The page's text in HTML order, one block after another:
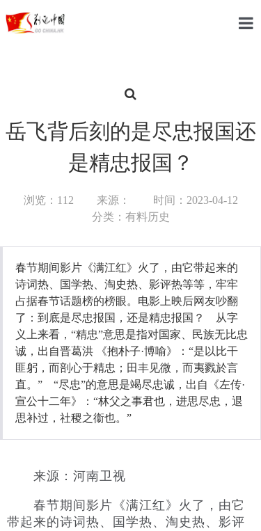
体育
科技
社会
时尚
文化
旅游
娱乐
岳飞背后刻的是尽忠报国还
是精忠报国？
浏览：112 来源：
时间：2023-04-12
分类：有料历史
春节期间影片《满江红》火了，由它带起来的
诗词热、国学热、淘史热、影评热等等，牢牢
占据春节话题榜的榜眼。电影上映后网友吵翻
了：到底是尽忠报国，还是精忠报国？ 从字
义上来看，“精忠”意思是指对国家、民族无比忠
诚，出自晋葛洪 《抱朴子·博喻》：“是以比干
匪躬，而剖心于精忠；田丰见微，而夷戮於言
直。” “尽忠”的意思是竭尽忠诚，出自《左传·
宣公十二年》：“林父之事君也，进思尽忠，退
思补过，社稷之衞也。”
来源：河南卫视
春节期间影片《满江红》火了，由它
带起来的诗词热、国学热、淘史热、影评